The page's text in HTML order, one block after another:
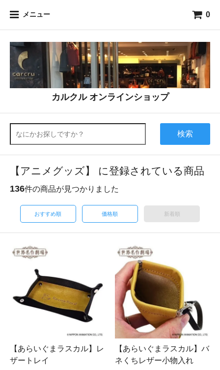
メニュー 0
カルクル オンラインショップ
検索
【アニメグッズ】 に登録されている商品
136件の商品が見つかりました
おすすめ順 価格順 新着順
【あらいぐまラスカル】レ
ザートレイ
【あらいぐまラスカル】バ
ネくちレザー小物入れ